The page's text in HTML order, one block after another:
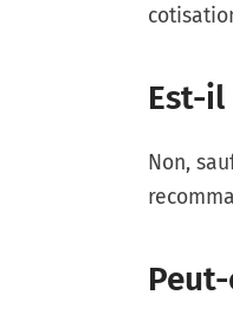
Est-il
Non,